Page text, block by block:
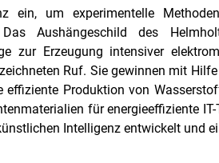
ein, um experimentelle
Das Aushängeschild des
zur Erzeugung intensiver
Ruf. Sie gewinnen mit
effiziente Produktion von
für energieeffiziente
Intelligenz entwickelt und